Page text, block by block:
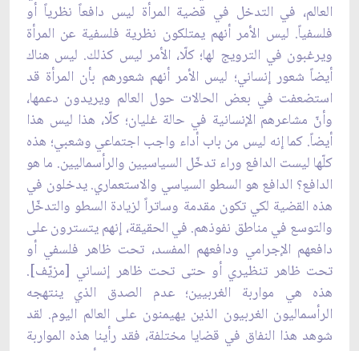
العالم، في التدخل في قضية المرأة ليس دافعاً نظرياً أو
فلسفياً. ليس الأمر أنهم يمتلكون نظرية فلسفية عن المرأة
ويرغبون في الترويج لها؛ كلّا، الأمر ليس كذلك. ليس هناك
أيضاً شعور إنساني؛ ليس الأمر أنهم شعورهم بأن المرأة قد
استضعفت في بعض الحالات حول العالم ويريدون دعمها،
وأنّ مشاعرهم الإنسانية في حالة غليان؛ كلّا، هذا ليس هذا
أيضاً. كما إنه ليس من باب أداء واجب اجتماعي وشعبي؛ هذه
كلّها ليست الدافع وراء تدخّل السياسيين والرأسماليين. ما هو
الدافع؟ الدافع هو السطو السياسي والاستعماري. يدخلون في
هذه القضية لكي تكون مقدمة وساتراً لزيادة السطو والتدخّل
والتوسع في مناطق نفوذهم. في الحقيقة، إنهم يتسترون على
دافعهم الإجرامي ودافعهم المفسد، تحت ظاهر فلسفي أو
تحت ظاهر تنظيري أو حتى تحت ظاهر إنساني [مزيّف].
هذه هي مواربة الغربيين؛ عدم الصدق الذي ينتهجه
الرأسماليون الغربيون الذين يهيمنون على العالم اليوم. لقد
شوهد هذا النفاق في قضايا مختلفة، فقد رأينا هذه المواربة